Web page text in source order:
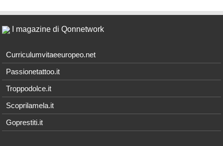
I magazine di Qonnetwork
Curriculumvitaeeuropeo.net
Passionetattoo.it
Troppodolce.it
Scoprilamela.it
Goprestiti.it